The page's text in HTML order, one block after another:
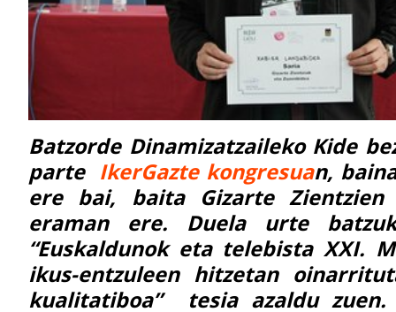
Batzorde Dinamizatzaileko Kide
parte IkerGazte kongresuan,
ere bai, baita Gizarte Zientzien
eraman ere. Duela urte
“Euskaldunok eta telebista XXI.
ikus-entzuleen hitzetan
kualitatiboa” tesia azaldu